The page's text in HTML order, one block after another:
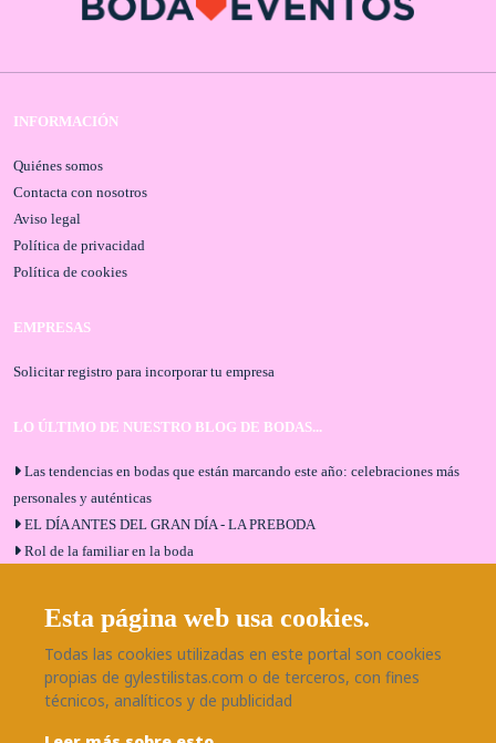
INFORMACIÓN
Quiénes somos
Contacta con nosotros
Aviso legal
Política de privacidad
Política de cookies
EMPRESAS
Solicitar registro para incorporar tu empresa
LO ÚLTIMO DE NUESTRO BLOG DE BODAS...
Las tendencias en bodas que están marcando este año: celebraciones más
personales y auténticas
EL DÍA ANTES DEL GRAN DÍA - LA PREBODA
Rol de la familiar en la boda
Bodas en Alhaurín de la Torre: entrevista exclusiva con Bodaeventos
Málaga
¿Cómo será tu boda?
Blog de bodas
SÍGUENOS EN NUESTRAS REDES
Esta página web usa cookies.
Todas las cookies utilizadas en este portal son cookies
propias de gylestilistas.com o de terceros, con fines
técnicos, analíticos y de publicidad